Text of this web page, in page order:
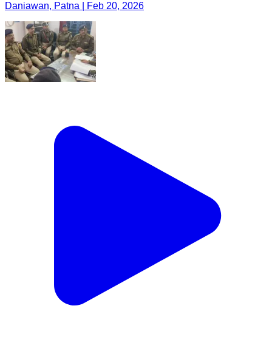
Daniawan, Patna | Feb 20, 2026